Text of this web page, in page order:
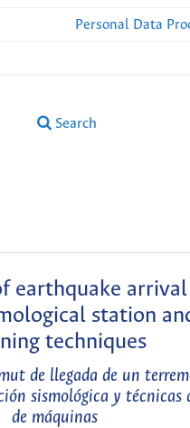
Personal Data
Search
earthquake
station
techniques
de llegada de un
sismológica y técnicas
de máquinas